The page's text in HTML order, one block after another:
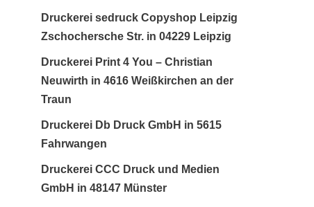
Druckerei sedruck Copyshop Leipzig
Zschochersche Str. in 04229 Leipzig
Druckerei Print 4 You – Christian
Neuwirth in 4616 Weißkirchen an der
Traun
Druckerei Db Druck GmbH in 5615
Fahrwangen
Druckerei CCC Druck und Medien
GmbH in 48147 Münster